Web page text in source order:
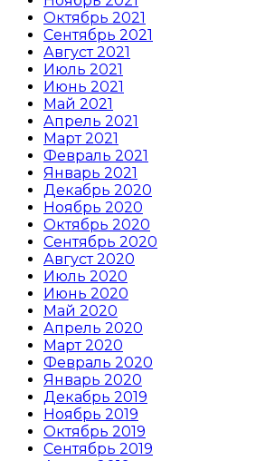
Октябрь 2021
Сентябрь 2021
Август 2021
Июль 2021
Июнь 2021
Май 2021
Апрель 2021
Март 2021
Февраль 2021
Январь 2021
Декабрь 2020
Ноябрь 2020
Октябрь 2020
Сентябрь 2020
Август 2020
Июль 2020
Июнь 2020
Май 2020
Апрель 2020
Март 2020
Февраль 2020
Январь 2020
Декабрь 2019
Ноябрь 2019
Октябрь 2019
Сентябрь 2019